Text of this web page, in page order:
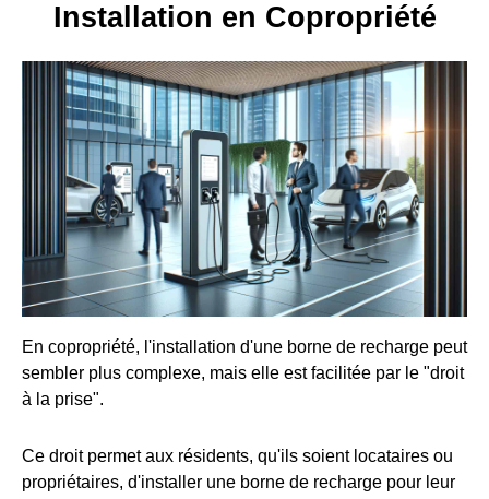
Installation en Copropriété
En copropriété, l'installation d'une borne de recharge peut
sembler plus complexe, mais elle est facilitée par le "droit
à la prise".
Ce droit permet aux résidents, qu'ils soient locataires ou
propriétaires, d'installer une borne de recharge pour leur